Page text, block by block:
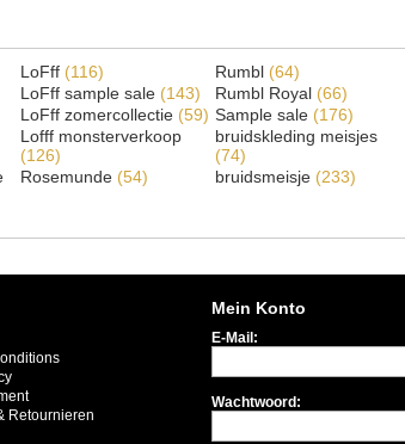
LoFff (116)
LoFff sample sale (143)
LoFff zomercollectie (59)
Lofff monsterverkoop
(126)
Rosemunde (54)
Rumbl (64)
Rumbl Royal (66)
Sample sale (176)
bruidskleding meisjes
(74)
bruidsmeisje (233)
Retournieren
Mein Konto
E-Mail:
Wachtwoord: